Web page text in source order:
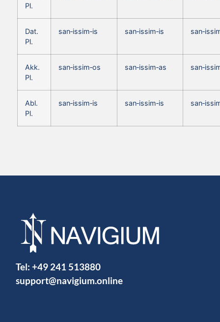
Pl.
Dat.
Pl.
san‑issim‑is san‑issim‑is
Akk.
Pl.
san‑issim‑os san‑issim‑as
Abl.
Pl.
san‑issim‑is san‑issim‑is
Tel: +49 241 513880
support@navigium.online